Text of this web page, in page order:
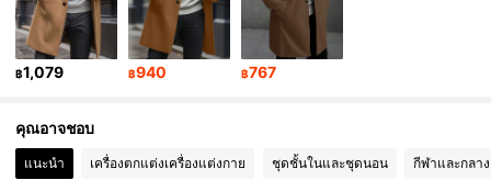
4.91 607K ผู้ติดตาม
4.91 607K ผู้ติดตาม
฿1,079 ฿940 ฿767
คุณอาจชอบ
แนะนำ เครื่องตกแต่งเครื่องแต่งกาย ชุดชั้นในและชุดนอน กีฬาและกลา